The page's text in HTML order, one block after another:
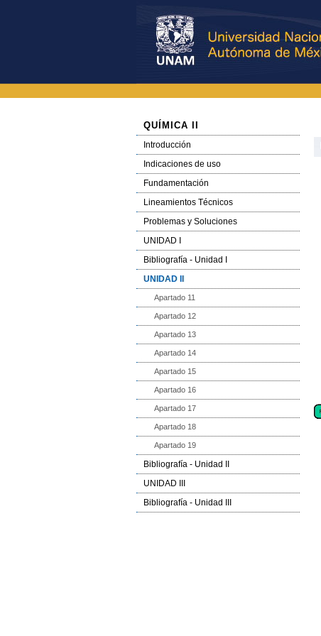
QUÍMICA II
Introducción
Indicaciones de uso
Fundamentación
Lineamientos Técnicos
Problemas y Soluciones
UNIDAD I
Bibliografía - Unidad I
UNIDAD II
Apartado 11
Apartado 12
Apartado 13
Apartado 14
Apartado 15
Apartado 16
Apartado 17
Apartado 18
Apartado 19
Bibliografía - Unidad II
UNIDAD III
Bibliografía - Unidad III